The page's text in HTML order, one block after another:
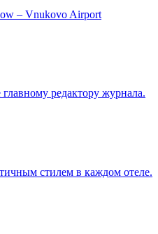
– Vnukovo Airport
редактору журнала.
стилем в каждом отеле.